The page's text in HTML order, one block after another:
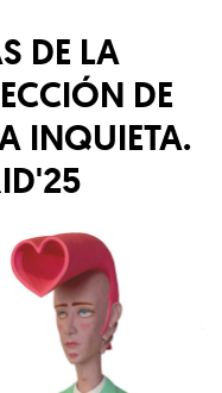
DE LA
DE
INQUIETA.